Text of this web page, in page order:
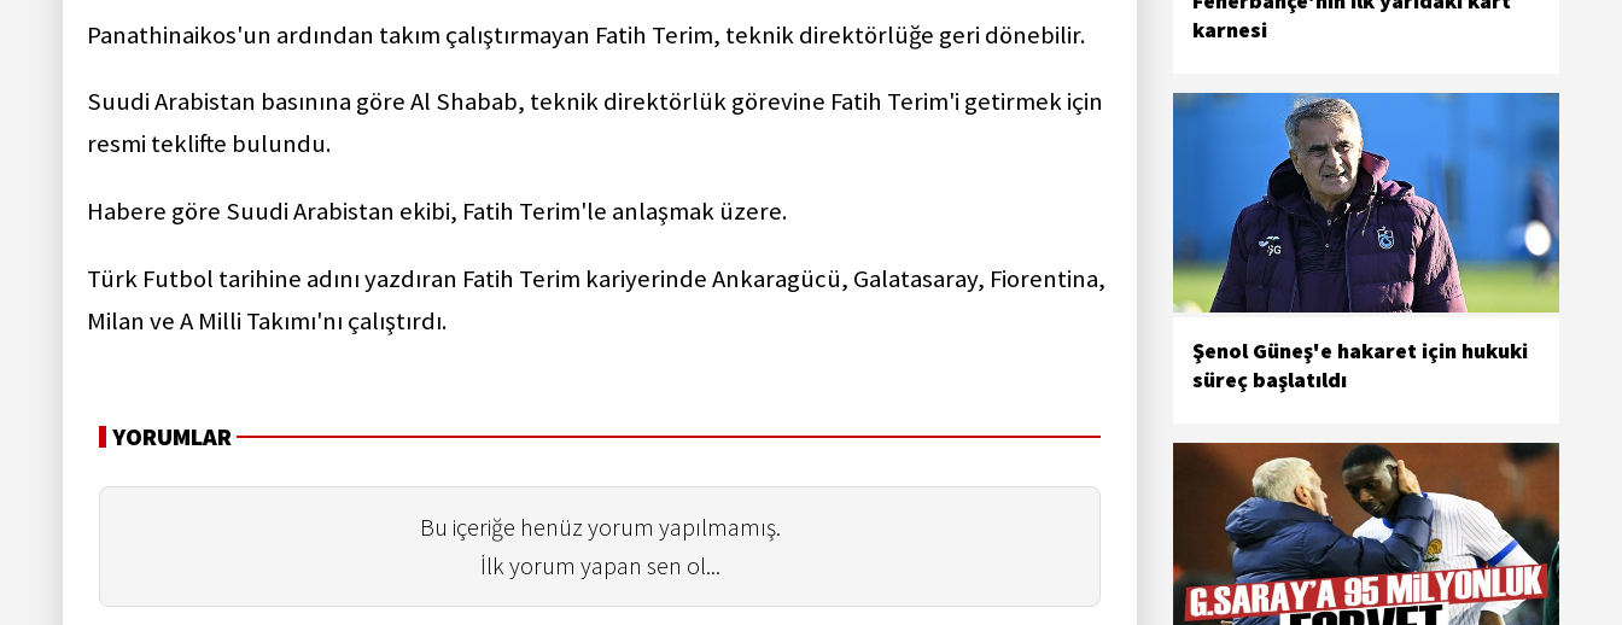
Panathinaikos'un ardından takım çalıştırmayan Fatih Terim, teknik direktörlüğe geri dönebilir.
Suudi Arabistan basınına göre Al Shabab, teknik direktörlük görevine Fatih Terim'i getirmek için
resmi teklifte bulundu.
Habere göre Suudi Arabistan ekibi, Fatih Terim'le anlaşmak üzere.
Türk Futbol tarihine adını yazdıran Fatih Terim kariyerinde Ankaragücü, Galatasaray, Fiorentina,
Milan ve A Milli Takımı'nı çalıştırdı.
YORUMLAR
Bu içeriğe henüz yorum yapılmamış.
İlk yorum yapan sen ol...
karnesi
Şenol Güneş'e hakaret için hukuki
süreç başlatıldı